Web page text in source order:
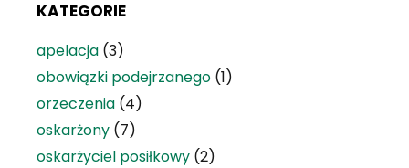
KATEGORIE
apelacja (3)
obowiązki podejrzanego (1)
orzeczenia (4)
oskarżony (7)
oskarżyciel posiłkowy (2)